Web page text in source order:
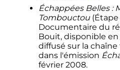
Échappées Belles :
Tombouctou(Étape
Documentaire du
Bouit, disponible
diffusé sur la chaîne
dans l'émission
février 2008.